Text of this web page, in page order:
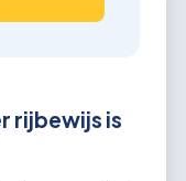
rijbewijs is